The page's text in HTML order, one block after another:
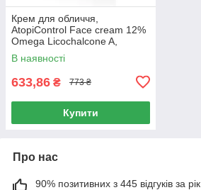
Крем для обличчя,
AtopiControl Face cream 12%
Omega Licochalcone A,
Сeramides, Eucerin, 50 мл
В наявності
633,86 ₴ 773 ₴
Купити
Про нас
90% позитивних з 445 відгуків за рік